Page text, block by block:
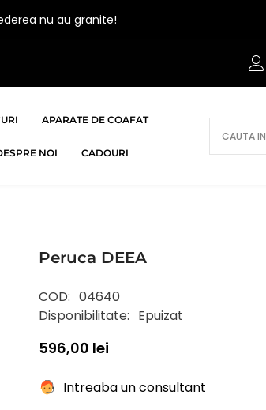
nu au granite!
AI NEVOIE DE AJUTOR?
APARATE DE COAFAT
NOI CADOURI
Peruca DEEA
COD: 04640
Disponibilitate: Epuizat
596,00 lei
Intreaba un consultant